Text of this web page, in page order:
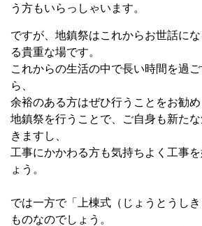
う方もいらっしゃいます。
ですが、地鎮祭はこれからお世話に
る貴重な場です。
これからの生活の中で長い時間を過
ら、
余裕のある方はぜひ行うことをお勧め
地鎮祭を行うことで、ご自身も新た
きますし、
工事にかかわる方も気持ちよく工事
ょう。
では一方で「上棟式（じょうとうし
ものなのでしょう。